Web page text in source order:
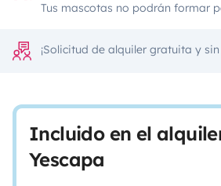
Tus mascotas no podrán formar
¡Solicitud de alquiler gratuita y
Incluido en el
Yescapa